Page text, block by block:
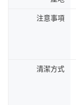
注意事項
清潔方式